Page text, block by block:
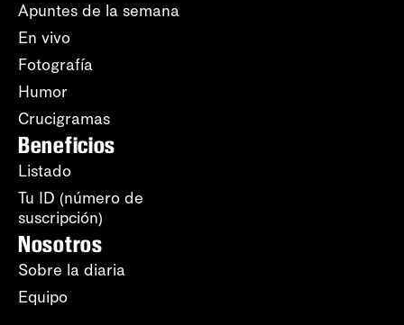
Apuntes de la semana
En vivo
Fotografía
Humor
Crucigramas
Beneficios
Listado
Tu ID (número de
suscripción)
Nosotros
Sobre la diaria
Equipo